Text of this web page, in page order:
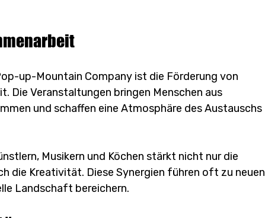
up-Mountain Company ist die Förderung von
Die Veranstaltungen bringen Menschen aus
und schaffen eine Atmosphäre des Austauschs
Musikern und Köchen stärkt nicht nur die
die Kreativität. Diese Synergien führen oft zu neuen
Landschaft bereichern.